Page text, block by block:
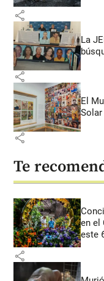
share
La
share
El
share
Te
en el
este
share